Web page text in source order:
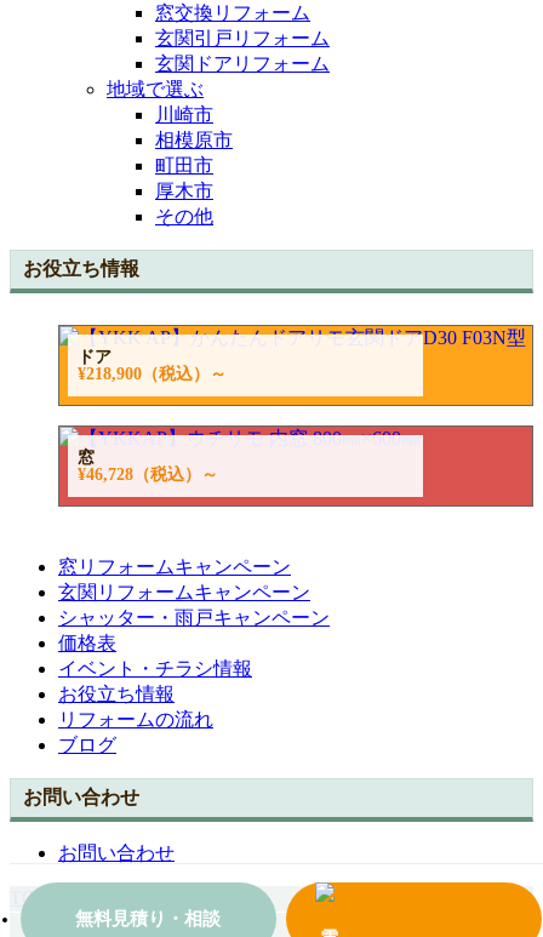
無料見積り・相談
窓交換リフォーム
玄関引戸リフォーム
玄関ドアリフォーム
地域で選ぶ
川崎市
相模原市
町田市
厚木市
その他
お役立ち情報
ドア
¥218,900（税込）～
窓
¥46,728（税込）～
窓リフォームキャンペーン
玄関リフォームキャンペーン
シャッター・雨戸キャンペーン
価格表
イベント・チラシ情報
お役立ち情報
リフォームの流れ
ブログ
お問い合わせ
お問い合わせ
TOPへ戻る